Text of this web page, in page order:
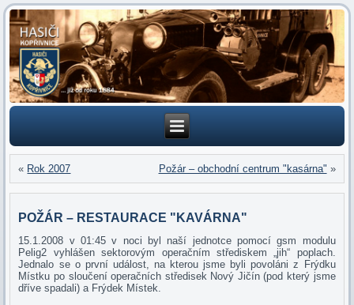
« Rok 2007 Požár – obchodní centrum "kasárna" »
POŽÁR – RESTAURACE "KAVÁRNA"
15.1.2008 v 01:45 v noci byl naší jednotce pomocí gsm modulu
Pelig2 vyhlášen sektorovým operačním střediskem „jih“ poplach.
Jednalo se o první událost, na kterou jsme byli povoláni z Frýdku
Místku po sloučení operačních středisek Nový Jičín (pod který jsme
dříve spadali) a Frýdek Místek.